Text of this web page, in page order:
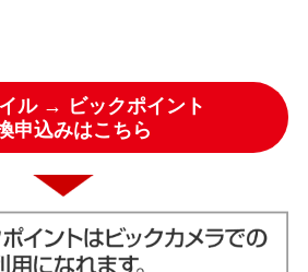
ル → ビックポイント
申込みはこちら